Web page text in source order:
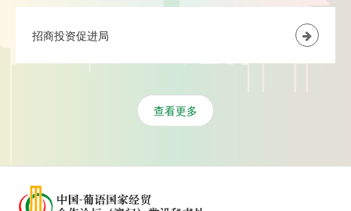
招商投资促进局
查看更多